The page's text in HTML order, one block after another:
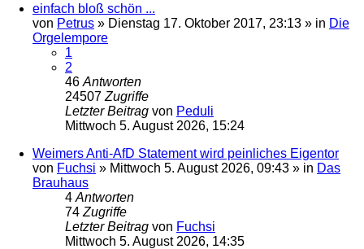
einfach bloß schön ...
von Petrus » Dienstag 17. Oktober 2017, 23:13 » in Die
Orgelempore
1
2
46 Antworten
24507 Zugriffe
Letzter Beitrag von Peduli
Mittwoch 5. August 2026, 15:24
Weimers Anti-AfD Statement wird peinliches Eigentor
von Fuchsi » Mittwoch 5. August 2026, 09:43 » in Das
Brauhaus
4 Antworten
74 Zugriffe
Letzter Beitrag von Fuchsi
Mittwoch 5. August 2026, 14:35